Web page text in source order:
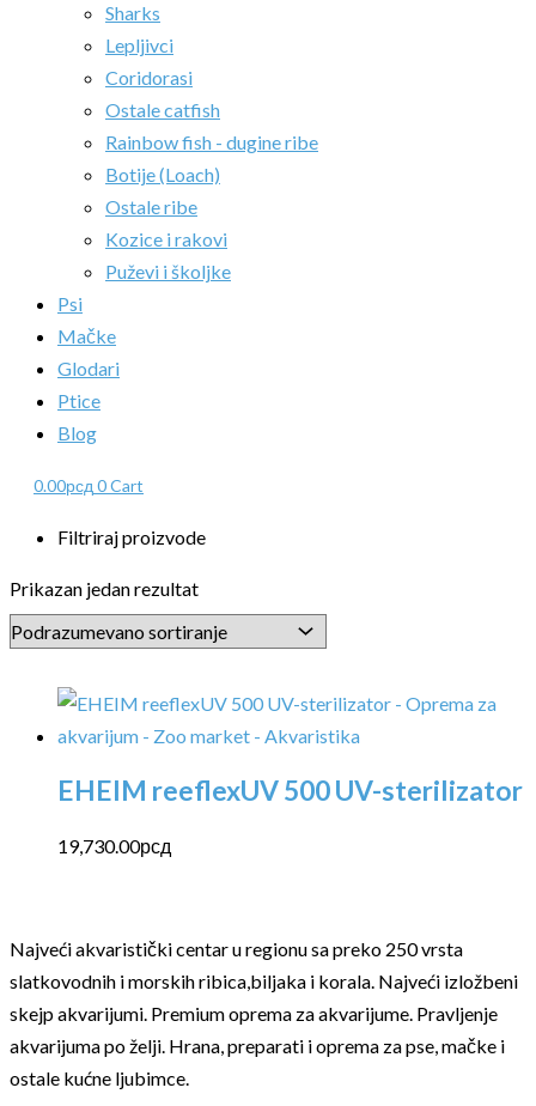
Sharks
Lepljivci
Coridorasi
Ostale catfish
Rainbow fish - dugine ribe
Botije (Loach)
Ostale ribe
Kozice i rakovi
Puževi i školjke
Psi
Mačke
Glodari
Ptice
Blog
0.00рсд 0Cart
Filtriraj proizvode
Prikazan jedan rezultat
EHEIM reeflexUV 500 UV-sterilizator
19,730.00рсд
Najveći akvaristički centar u regionu sa preko 250 vrsta
slatkovodnih i morskih ribica,biljaka i korala. Najveći izložbeni
skejp akvarijumi. Premium oprema za akvarijume. Pravljenje
akvarijuma po želji. Hrana, preparati i oprema za pse, mačke i
ostale kućne ljubimce.